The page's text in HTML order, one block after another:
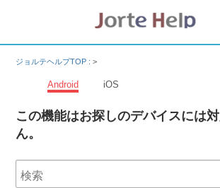
ジョルテヘルプTOP :>
Android iOS
この機能はお探しのデバイスには
ん。